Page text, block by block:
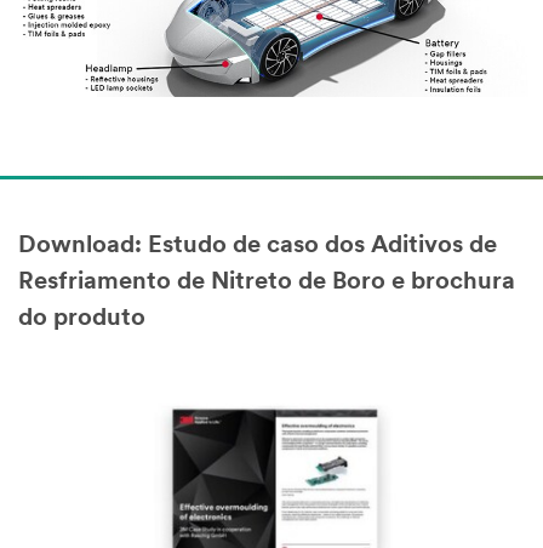
Download: Estudo de caso dos Aditivos de
Resfriamento de Nitreto de Boro e brochura
do produto